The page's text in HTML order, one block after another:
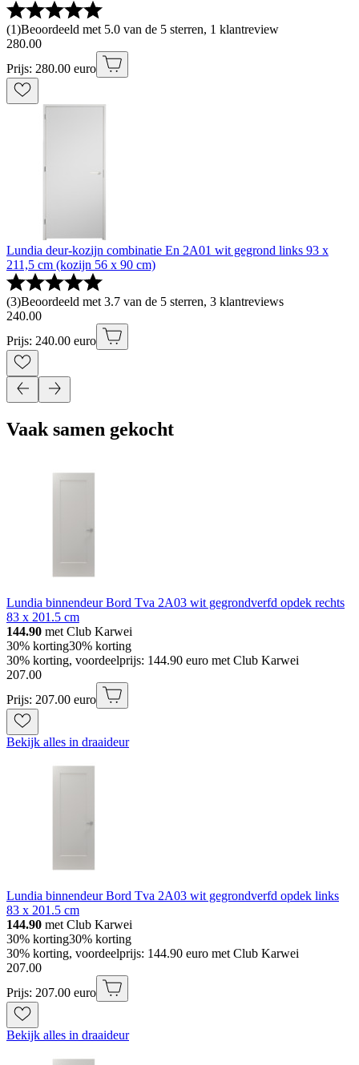
(1)Beoordeeld met 5.0 van de 5 sterren, 1 klantreview
280.00
Prijs: 280.00 euro
Lundia deur-kozijn combinatie En 2A01 wit gegrond links 93 x
211,5 cm (kozijn 56 x 90 cm)
(3)Beoordeeld met 3.7 van de 5 sterren, 3 klantreviews
240.00
Prijs: 240.00 euro
Vaak samen gekocht
Lundia binnendeur Bord Tva 2A03 wit gegrondverfd opdek rechts
83 x 201.5 cm
144.90 met Club Karwei
30% korting30% korting
30% korting, voordeelprijs: 144.90 euro met Club Karwei
207.00
Prijs: 207.00 euro
Bekijk alles in draaideur
Lundia binnendeur Bord Tva 2A03 wit gegrondverfd opdek links
83 x 201.5 cm
144.90 met Club Karwei
30% korting30% korting
30% korting, voordeelprijs: 144.90 euro met Club Karwei
207.00
Prijs: 207.00 euro
Bekijk alles in draaideur